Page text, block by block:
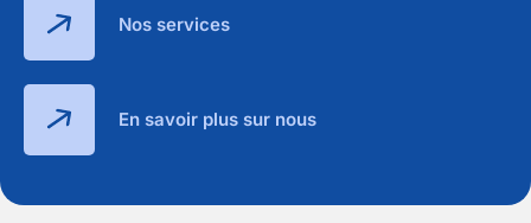
Nos services
En savoir plus sur nous